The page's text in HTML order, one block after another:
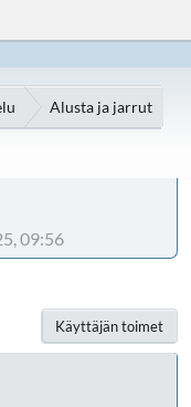
Alusta ja jarrut
09:56
Käyttäjän toimet